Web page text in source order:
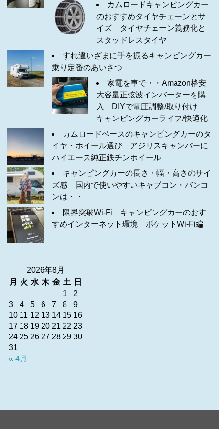
カムロードキャンピングカー
のおすすめタイヤチェーンとサ
イズ タイヤチェーン義務化と
スタッドレスタイヤ
すれ違いざまに手を振るキャンピングカー
乗り定番のあいさつ
家電を車で・・Amazon格安
大容量正弦波インバーターを購
入 DIYで電圧調整/取り付け
キャンピングカーライフ/快適化
カムロードベースのキャンピングカーのタ
イヤ・ホイール選び アジリスキャンパーに
ハイエース純正鉄チンホイール
キャンピングカーの長さ・幅・高さのサイ
ズ感 国内で使いやすいキャブコン・バンコ
ンは・・
限界突破Wi-Fi キャンピングカーのおす
すめインターネット環境 ポケットWi-Fi編
2026年8月
月
火 水 木 金 土 日
« 4月
1
2
3
4 5 6 7 8
9
10 11 12 13 14 15 16
17 18 19 20 21 22 23
24 25 26 27 28 29 30
31